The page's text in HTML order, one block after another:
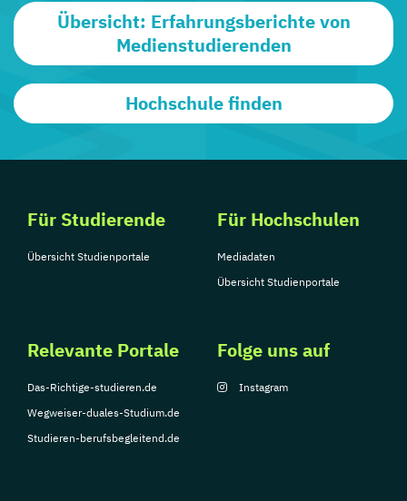
Übersicht: Erfahrungsberichte von
Medienstudierenden
Hochschule finden
Für Studierende
Übersicht Studienportale
Für Hochschulen
Mediadaten
Übersicht Studienportale
Relevante Portale
Das-Richtige-studieren.de
Wegweiser-duales-Studium.de
Studieren-berufsbegleitend.de
Folge uns auf
Instagram